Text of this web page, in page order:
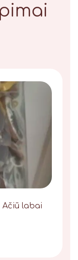
Ačiū labai